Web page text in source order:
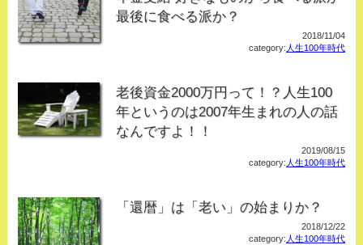
最後に食べる派か？
2018/11/04
category: 人生100年時代
老後資金2000万円って！？人生100
年というのは2007年生まれの人の話
なんですよ！！
2019/08/15
category: 人生100年時代
「還暦」は「老い」の始まりか？
2018/12/22
category: 人生100年時代